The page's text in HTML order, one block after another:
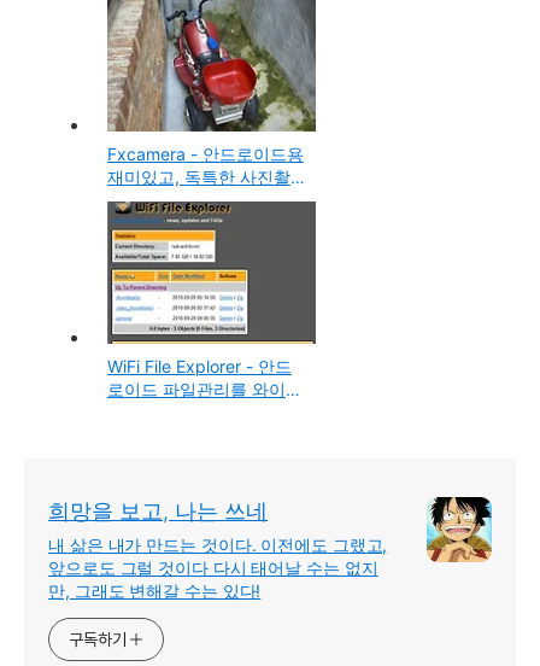
Fxcamera - 안드로이드용
재미있고, 독특한 사진촬
영 프로그램
WiFi File Explorer - 안드
로이드 파일관리를 와이파
희망을 보고, 나는 쓰네
내 삶은 내가 만드는 것이다. 이전에도 그랬고,
앞으로도 그럴 것이다 다시 태어날 수는 없지
만, 그래도 변해갈 수는 있다!
구독하기